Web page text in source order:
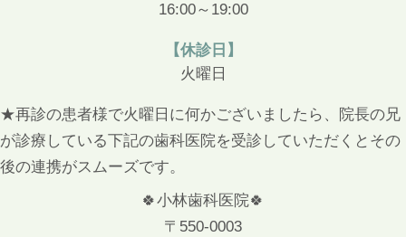
16:00～19:00
【休診日】
火曜日
★再診の患者様で火曜日に何かございましたら、院長の兄
が診療している下記の歯科医院を受診していただくとその
後の連携がスムーズです。
🍀小林歯科医院🍀
〒550-0003